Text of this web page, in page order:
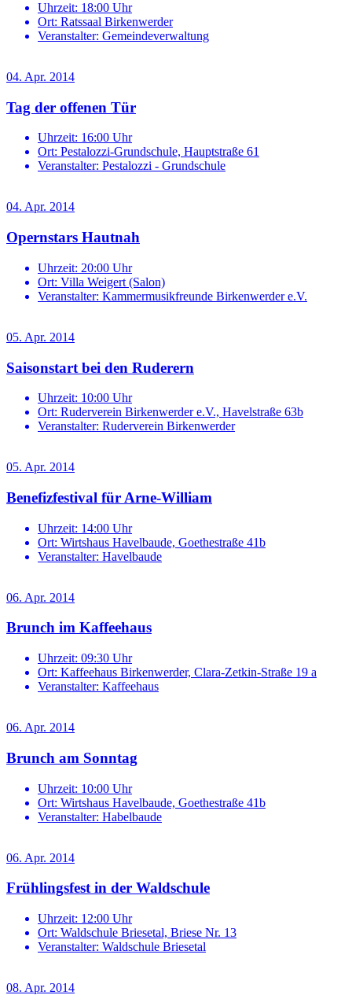
Uhrzeit: 18:00 Uhr
Ort: Ratssaal Birkenwerder
Veranstalter: Gemeindeverwaltung
04. Apr. 2014
Tag der offenen Tür
Uhrzeit: 16:00 Uhr
Ort: Pestalozzi-Grundschule, Hauptstraße 61
Veranstalter: Pestalozzi - Grundschule
04. Apr. 2014
Opernstars Hautnah
Uhrzeit: 20:00 Uhr
Ort: Villa Weigert (Salon)
Veranstalter: Kammermusikfreunde Birkenwerder e.V.
05. Apr. 2014
Saisonstart bei den Ruderern
Uhrzeit: 10:00 Uhr
Ort: Ruderverein Birkenwerder e.V., Havelstraße 63b
Veranstalter: Ruderverein Birkenwerder
05. Apr. 2014
Benefizfestival für Arne-William
Uhrzeit: 14:00 Uhr
Ort: Wirtshaus Havelbaude, Goethestraße 41b
Veranstalter: Havelbaude
06. Apr. 2014
Brunch im Kaffeehaus
Uhrzeit: 09:30 Uhr
Ort: Kaffeehaus Birkenwerder, Clara-Zetkin-Straße 19 a
Veranstalter: Kaffeehaus
06. Apr. 2014
Brunch am Sonntag
Uhrzeit: 10:00 Uhr
Ort: Wirtshaus Havelbaude, Goethestraße 41b
Veranstalter: Habelbaude
06. Apr. 2014
Frühlingsfest in der Waldschule
Uhrzeit: 12:00 Uhr
Ort: Waldschule Briesetal, Briese Nr. 13
Veranstalter: Waldschule Briesetal
08. Apr. 2014